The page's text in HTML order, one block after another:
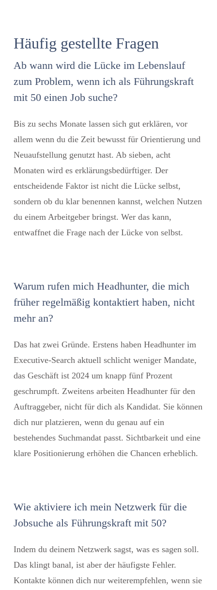
Häufig gestellte Fragen
Ab wann wird die Lücke im Lebenslauf
zum Problem, wenn ich als Führungskraft
mit 50 einen Job suche?
Bis zu sechs Monate lassen sich gut erklären, vor
allem wenn du die Zeit bewusst für Orientierung und
Neuaufstellung genutzt hast. Ab sieben, acht
Monaten wird es erklärungsbedürftiger. Der
entscheidende Faktor ist nicht die Lücke selbst,
sondern ob du klar benennen kannst, welchen Nutzen
du einem Arbeitgeber bringst. Wer das kann,
entwaffnet die Frage nach der Lücke von selbst.
Warum rufen mich Headhunter, die mich
früher regelmäßig kontaktiert haben, nicht
mehr an?
Das hat zwei Gründe. Erstens haben Headhunter im
Executive-Search aktuell schlicht weniger Mandate,
das Geschäft ist 2024 um knapp fünf Prozent
geschrumpft. Zweitens arbeiten Headhunter für den
Auftraggeber, nicht für dich als Kandidat. Sie können
dich nur platzieren, wenn du genau auf ein
bestehendes Suchmandat passt. Sichtbarkeit und eine
klare Positionierung erhöhen die Chancen erheblich.
Wie aktiviere ich mein Netzwerk für die
Jobsuche als Führungskraft mit 50?
Indem du deinem Netzwerk sagst, was es sagen soll.
Das klingt banal, ist aber der häufigste Fehler.
Kontakte können dich nur weiterempfehlen, wenn sie